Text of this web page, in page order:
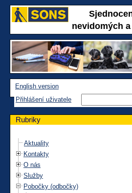
nevidomých
English version
Přihlášení uživatele
Rubriky
Aktuality
Kontakty
O nás
Služby
Pobočky (odbočky)